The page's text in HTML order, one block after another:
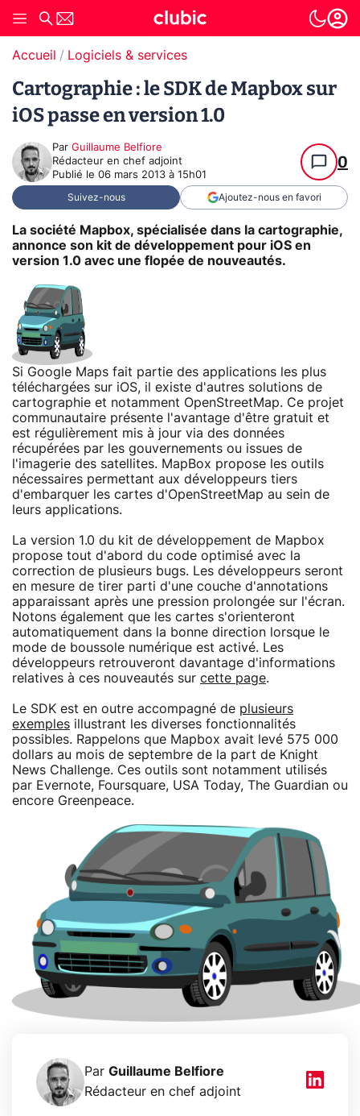
Accueil Logiciels & services
Cartographie : le SDK de Mapbox sur
iOS passe en version 1.0
Par Guillaume Belfiore
Rédacteur en chef adjoint
Publié le 06 mars 2013 à 15h01
0
Suivez-nous Ajoutez-nous en favori
La société Mapbox, spécialisée dans la cartographie,
annonce son kit de développement pour iOS en
version 1.0 avec une flopée de nouveautés.
Si Google Maps fait partie des applications les plus
téléchargées sur iOS, il existe d'autres solutions de
cartographie et notamment OpenStreetMap. Ce projet
communautaire présente l'avantage d'être gratuit et
est régulièrement mis à jour via des données
récupérées par les gouvernements ou issues de
l'imagerie des satellites. MapBox propose les outils
nécessaires permettant aux développeurs tiers
d'embarquer les cartes d'OpenStreetMap au sein de
leurs applications.
La version 1.0 du kit de développement de Mapbox
propose tout d'abord du code optimisé avec la
correction de plusieurs bugs. Les développeurs seront
en mesure de tirer parti d'une couche d'annotations
apparaissant après une pression prolongée sur l'écran.
Notons également que les cartes s'orienteront
automatiquement dans la bonne direction lorsque le
mode de boussole numérique est activé. Les
développeurs retrouveront davantage d'informations
relatives à ces nouveautés sur cette page.
Le SDK est en outre accompagné de plusieurs
exemples illustrant les diverses fonctionnalités
possibles. Rappelons que Mapbox avait levé 575 000
dollars au mois de septembre de la part de Knight
News Challenge. Ces outils sont notamment utilisés
par Evernote, Foursquare, USA Today, The Guardian ou
encore Greenpeace.
Par Guillaume Belfiore
Rédacteur en chef adjoint